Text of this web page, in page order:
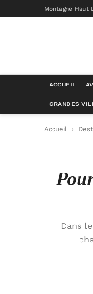
Montagne Haut
ACCUEIL
GRANDES
Accueil
Dans